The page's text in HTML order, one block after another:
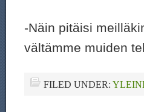
-Näin pitäisi
vältämme muiden
FILED UNDER: